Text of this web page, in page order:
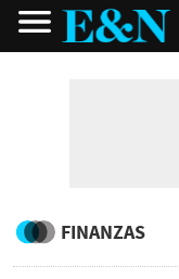
FINANZAS